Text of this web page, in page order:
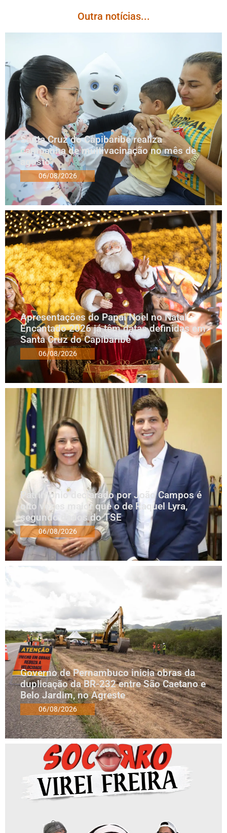
Outra notícias...
Santa Cruz do Capibaribe realiza
campanha de multivacinação no mês de
agosto
06/08/2026
Apresentações do Papai Noel no Natal
Encantado 2026 já têm datas definidas em
Santa Cruz do Capibaribe
06/08/2026
Patrimônio declarado por João Campos é
oito vezes maior que o de Raquel Lyra,
segundo dados do TSE
06/08/2026
Governo de Pernambuco inicia obras da
duplicação da BR-232 entre São Caetano e
Belo Jardim, no Agreste
06/08/2026